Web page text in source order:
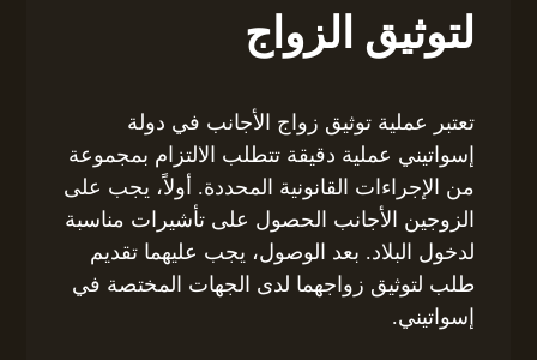
لتوثيق الزواج
تعتبر عملية توثيق زواج الأجانب في دولة
إسواتيني عملية دقيقة تتطلب الالتزام بمجموعة
من الإجراءات القانونية المحددة. أولاً، يجب على
الزوجين الأجانب الحصول على تأشيرات مناسبة
لدخول البلاد. بعد الوصول، يجب عليهما تقديم
طلب لتوثيق زواجهما لدى الجهات المختصة في
إسواتيني.